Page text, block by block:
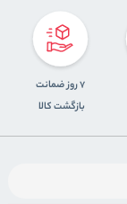
7 روز ضمانت
بازگشت کالا